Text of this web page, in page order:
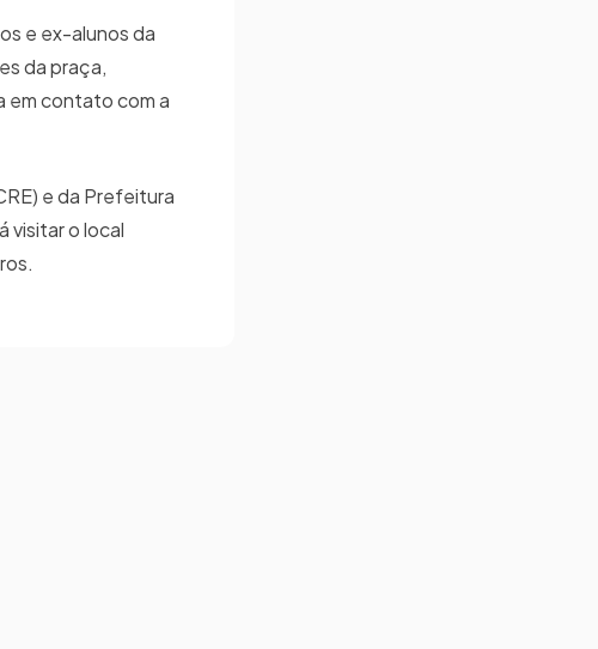
e ex-alunos da
da praça,
em contato com a
e da Prefeitura
visitar o local